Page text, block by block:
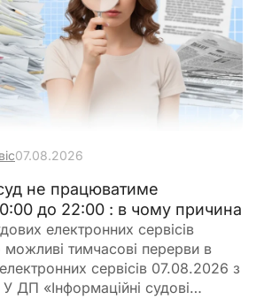
07.08.2026
не працюватиме
до 22:00 : в чому причина
електронних сервісів
тимчасові перерви в
сервісів 07.08.2026 з
ДП «Інформаційні судові